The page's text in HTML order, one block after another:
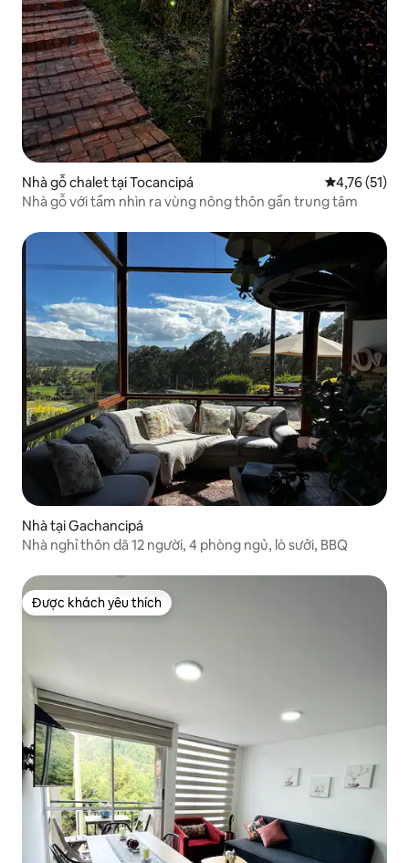
Nhà gỗ chalet tại Tocancipá Xếp hạng
4,76 (51)
Nhà gỗ với tầm nhìn ra vùng nông thôn gần trung tâm
Nhà tại Gachancipá
Nhà nghỉ thôn dã 12 người, 4 phòng ngủ, lò sưởi, BBQ
Được khách yêu thích
Được khách yêu thích